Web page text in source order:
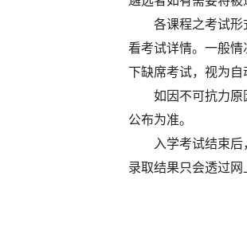
各课程之考试形
看考试详情。一般
下缺席考试，视为自
如因不可抗力原
公布为准。
入学考试结束后
录取结果只会透过网